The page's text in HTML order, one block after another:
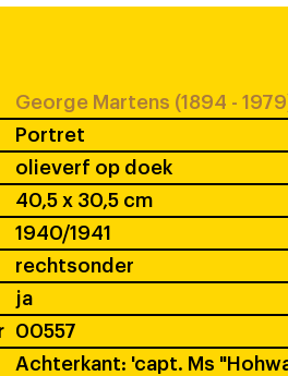
George Martens (1894 -
Portret
olieverf op doek
40,5 x 30,5 cm
1940/1941
rechtsonder
ja
00557
Achterkant: 'capt. Ms